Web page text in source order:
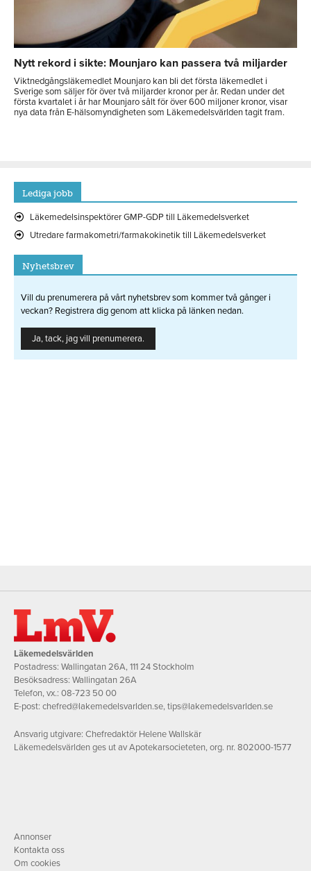
Nytt rekord i sikte: Mounjaro kan passera två miljarder
Viktnedgångsläkemedlet Mounjaro kan bli det första läkemedlet i
Sverige som säljer för över två miljarder kronor per år. Redan under det
första kvartalet i år har Mounjaro sålt för över 600 miljoner kronor, visar
nya data från E-hälsomyndigheten som Läkemedelsvärlden tagit fram.
Lediga jobb
Läkemedelsinspektörer GMP-GDP till Läkemedelsverket
Utredare farmakometri/farmakokinetik till Läkemedelsverket
Nyhetsbrev
Vill du prenumerera på vårt nyhetsbrev som kommer två gånger i
veckan? Registrera dig genom att klicka på länken nedan.
Ja, tack, jag vill prenumerera.
Läkemedelsvärlden
Postadress: Wallingatan 26A, 111 24 Stockholm
Besöksadress: Wallingatan 26A
Telefon, vx.: 08-723 50 00
E-post: chefred@lakemedelsvarlden.se,tips@lakemedelsvarlden.se
Ansvarig utgivare: Chefredaktör Helene Wallskär
Läkemedelsvärlden ges ut av Apotekarsocieteten, org. nr. 802000-1577
Annonser
Kontakta oss
Om cookies